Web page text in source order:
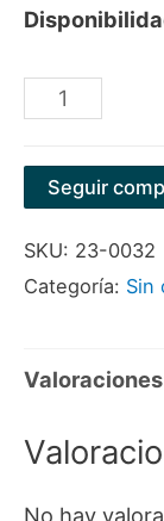
PUNTA
ROSADA
W179
cantidad
Seguir
SKU: 23-0032
Categoría: Sin
No hay